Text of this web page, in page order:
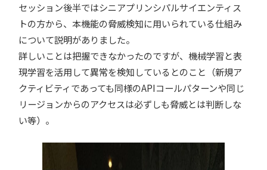
セッション後半ではシニアプリンシパルサイエンティス
トの方から、本機能の脅威検知に用いられている仕組み
について説明がありました。
詳しいことは把握できなかったのですが、機械学習と表
現学習を活用して異常を検知しているとのこと（新規ア
クティビティであっても同様のAPIコールパターンや同じ
リージョンからのアクセスは必ずしも脅威とは判断しな
い等）。